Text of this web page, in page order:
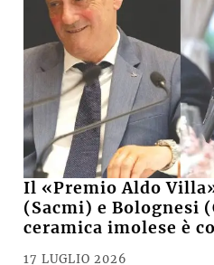
Il «Premio Aldo
(Sacmi) e Bolognesi
ceramica imolese è
17 LUGLIO 2026